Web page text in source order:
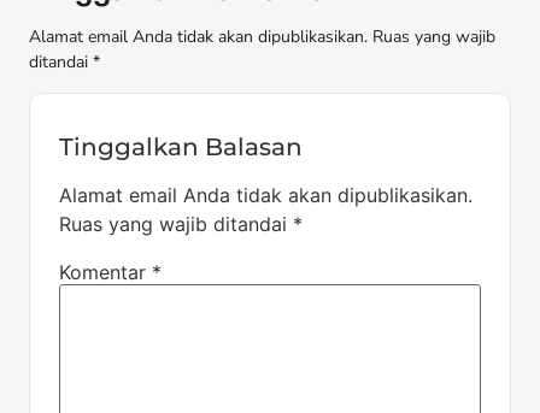
Alamat email Anda tidak akan dipublikasikan. Ruas yang wajib
ditandai *
Tinggalkan Balasan
Alamat email Anda tidak akan dipublikasikan.
Ruas yang wajib ditandai *
Komentar *